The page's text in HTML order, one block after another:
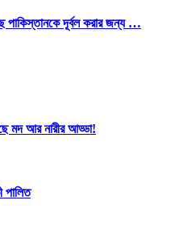
পাকিস্তানকে দূর্বল করার জন্য …
মদ আর নারীর আড্ডা!
পালিত